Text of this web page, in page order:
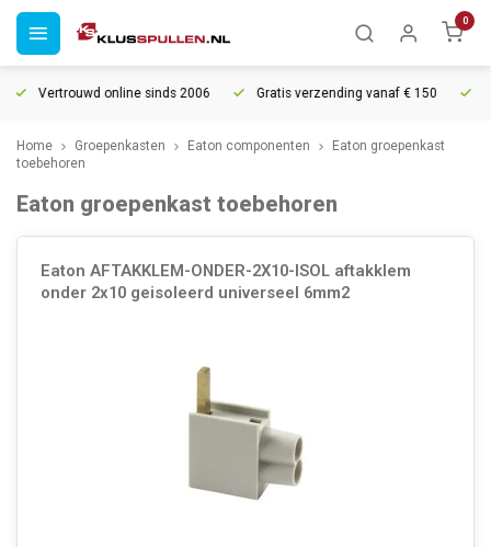
0
Vertrouwd online sinds 2006 Gratis verzending vanaf € 150 5%
Home Groepenkasten Eaton componenten
Eaton groepenkast
toebehoren
Eaton groepenkast toebehoren
Eaton AFTAKKLEM-ONDER-2X10-ISOL aftakklem
onder 2x10 geisoleerd universeel 6mm2